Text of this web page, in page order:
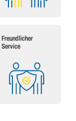
Freundlicher
Service